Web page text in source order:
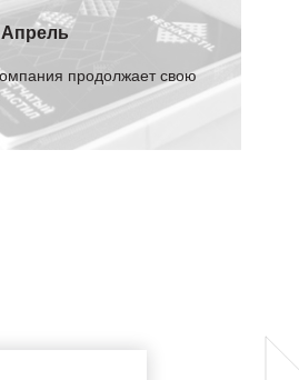
Апрель
продолжает свою